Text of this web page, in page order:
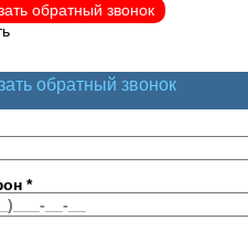
обратный звонок
обратный звонок
*